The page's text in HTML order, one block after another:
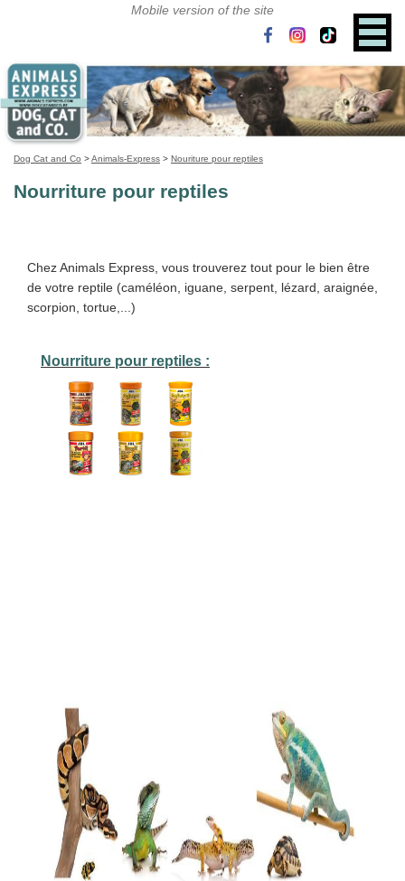
Dog Cat and Co >Animals-Express > Nouriture pour reptiles
Nourriture pour reptiles
Chez Animals Express, vous trouverez tout pour le bien être
de votre reptile (caméléon, iguane, serpent, lézard, araignée,
scorpion, tortue,...)
Nourriture pour reptiles :